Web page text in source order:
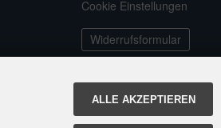
Cookie Einstellungen
Widerrufsformular
ALLE AKZEPTIEREN